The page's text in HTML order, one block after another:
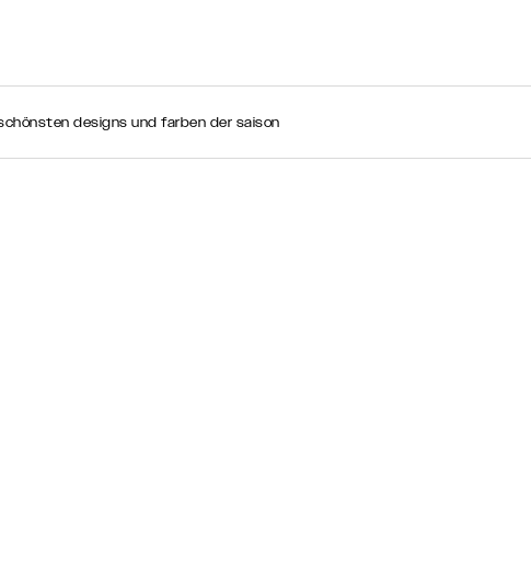
designs und farben der saison